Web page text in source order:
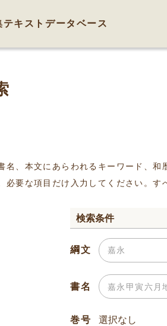
テキストデータベース
名、本文にあらわれるキーワード、
必要な項目だけ入力してください。
検索条件
綱文
書名
巻号